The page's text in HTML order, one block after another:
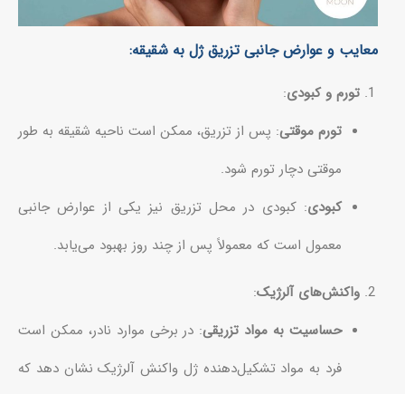
معایب و عوارض جانبی تزریق ژل به شقیقه:
تورم و کبودی:
تورم موقتی: پس از تزریق، ممکن است ناحیه شقیقه به طور
موقتی دچار تورم شود.
کبودی: کبودی در محل تزریق نیز یکی از عوارض جانبی
معمول است که معمولاً پس از چند روز بهبود می‌یابد.
واکنش‌های آلرژیک:
حساسیت به مواد تزریقی: در برخی موارد نادر، ممکن است
فرد به مواد تشکیل‌دهنده ژل واکنش آلرژیک نشان دهد که